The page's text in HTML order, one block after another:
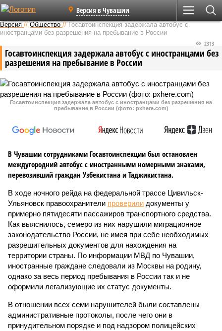
Версия в Чувашии
Версия //Общество //Госавтоинспекция задержала автобус с
иностранцами без разрешения на пребывание в России
Госавтоинспекция задержала автобус с иностранцами без
разрешения на пребывание в России
2313
Госавтоинспекция задержала автобус с иностранцами без разрешения на
пребывание в России (фото: pxhere.com)
В Чувашии сотрудниками Госавтоинспекции был остановлен
междугородний автобус с иностранными номерными знаками,
перевозивший граждан Узбекистана и Таджикистана.
В ходе ночного рейда на федеральной трассе Цивильск-
Ульяновск правоохранители проверили документы у
примерно пятидесяти пассажиров транспортного средства.
Как выяснилось, семеро из них нарушили миграционное
законодательство России, не имея при себе необходимых
разрешительных документов для нахождения на
территории страны. По информации МВД по Чувашии,
иностранные граждане следовали из Москвы на родину,
однако за весь период пребывания в России так и не
оформили легализующие их статус документы.
В отношении всех семи нарушителей были составлены
административные протоколы, после чего они в
принудительном порядке и под надзором полицейских